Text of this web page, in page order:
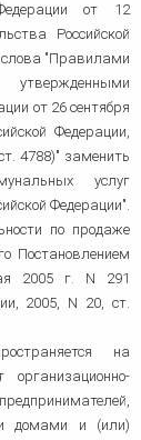
от 12
Российской
слова "Правилами
от 26 сентября
Федерации,
4788)" заменить
услуг
Федерации".
по продаже
Постановлением
2005 г. N 291
2005, N 20, ст.
на
домами и (или)